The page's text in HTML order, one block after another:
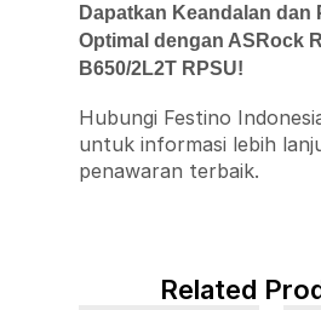
Dapatkan Keandalan dan
Optimal dengan ASRock
B650/2L2T RPSU!
Hubungi Festino
untuk informasi lebih
penawaran terbaik.
Related